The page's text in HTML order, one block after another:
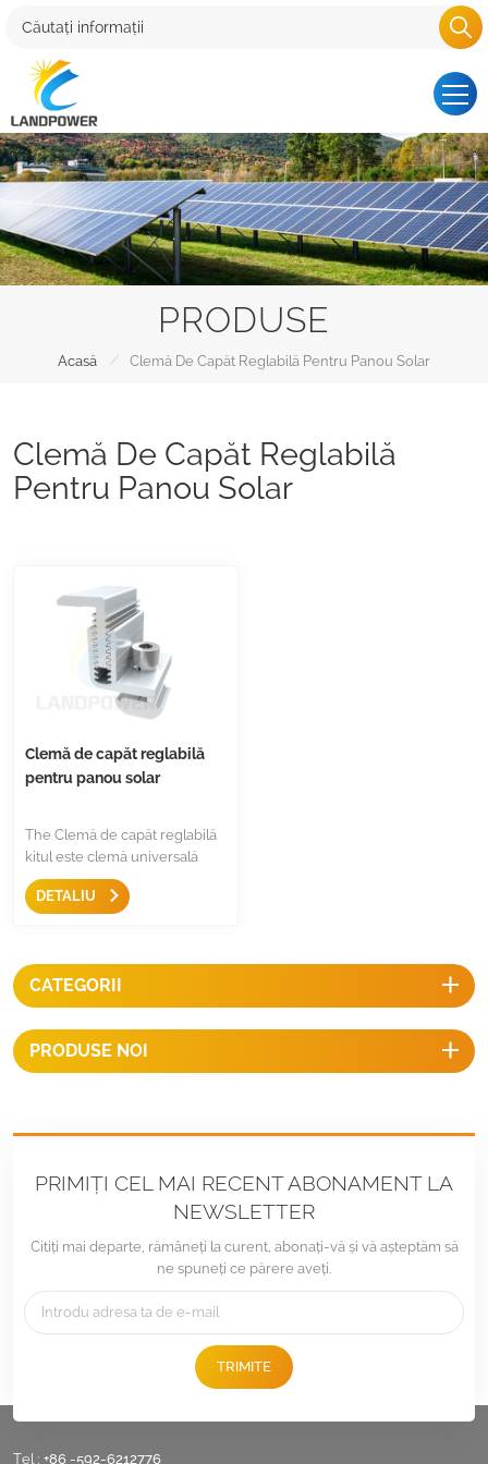
PRODUSE
Acasă / Clemă De Capăt Reglabilă Pentru Panou Solar
Clemă De Capăt Reglabilă
Pentru Panou Solar
Clemă de capăt reglabilă
pentru panou solar
The Clemă de capăt reglabilă
kitul este clemă universală
pentru panou solar 30-50mm,
poate fi anodizat negru sau
competitive, stoc ușor de
păstrat.
DETALIU
CATEGORII
PRODUSE NOI
PRIMIȚI CEL MAI RECENT ABONAMENT LA
NEWSLETTER
Citiți mai departe, rămâneți la curent, abonați-vă și vă așteptăm să
ne spuneți ce părere aveți.
TRIMITE
Tel : +86 -592-6212776